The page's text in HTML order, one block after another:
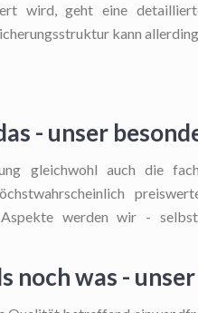
wird, geht eine
kann
- unser
gleichwohl auch die
werden wir -
noch was -